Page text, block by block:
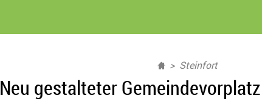
Steinfort
Neu gestalteter